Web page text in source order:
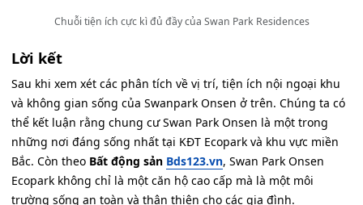
Chuỗi tiện ích cực kì đủ đầy của Swan Park Residences
Lời kết
Sau khi xem xét các phân tích về vị trí, tiện ích nội ngoại khu
và không gian sống của Swanpark Onsen ở trên. Chúng ta có
thể kết luận rằng chung cư Swan Park Onsen là một trong
những nơi đáng sống nhất tại KĐT Ecopark và khu vực miền
Bắc. Còn theo Bất động sản Bds123.vn, Swan Park Onsen
Ecopark không chỉ là một căn hộ cao cấp mà là một môi
trường sống an toàn và thân thiện cho các gia đình.